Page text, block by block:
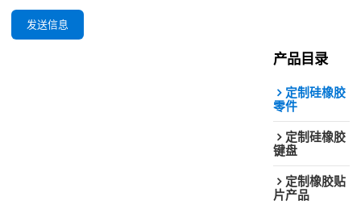
发送信息
产品目录
定制硅橡胶
零件
定制硅橡胶
键盘
定制橡胶贴
片产品